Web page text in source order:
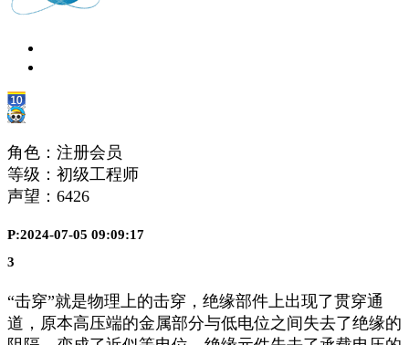
角色：注册会员
等级：初级工程师
声望： 6426
P:2024-07-05 09:09:17
3
“击穿”就是物理上的击穿，绝缘部件上出现了贯穿通
道，原本高压端的金属部分与低电位之间失去了绝缘的